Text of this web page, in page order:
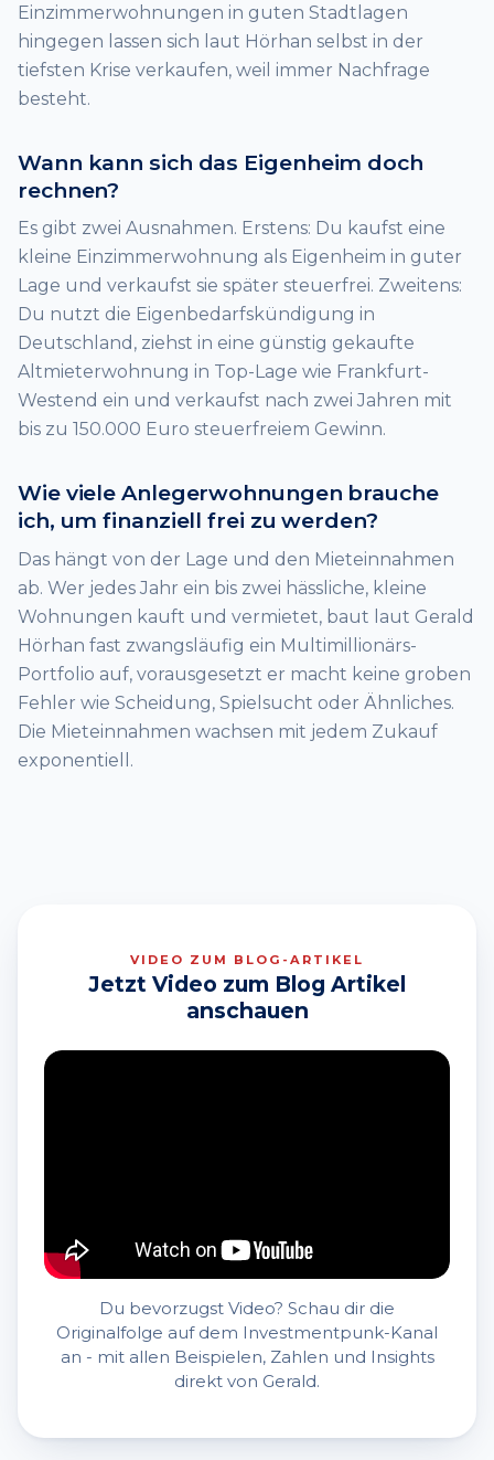
Einzimmerwohnungen in guten Stadtlagen
hingegen lassen sich laut Hörhan selbst in der
tiefsten Krise verkaufen, weil immer Nachfrage
besteht.
Wann kann sich das Eigenheim doch
rechnen?
Es gibt zwei Ausnahmen. Erstens: Du kaufst eine
kleine Einzimmerwohnung als Eigenheim in guter
Lage und verkaufst sie später steuerfrei. Zweitens:
Du nutzt die Eigenbedarfskündigung in
Deutschland, ziehst in eine günstig gekaufte
Altmieterwohnung in Top-Lage wie Frankfurt-
Westend ein und verkaufst nach zwei Jahren mit
bis zu 150.000 Euro steuerfreiem Gewinn.
Wie viele Anlegerwohnungen brauche
ich, um finanziell frei zu werden?
Das hängt von der Lage und den Mieteinnahmen
ab. Wer jedes Jahr ein bis zwei hässliche, kleine
Wohnungen kauft und vermietet, baut laut Gerald
Hörhan fast zwangsläufig ein Multimillionärs-
Portfolio auf, vorausgesetzt er macht keine groben
Fehler wie Scheidung, Spielsucht oder Ähnliches.
Die Mieteinnahmen wachsen mit jedem Zukauf
exponentiell.
VIDEO ZUM BLOG-ARTIKEL
Jetzt Video zum Blog Artikel
anschauen
Du bevorzugst Video? Schau dir die
Originalfolge auf dem Investmentpunk-Kanal
an - mit allen Beispielen, Zahlen und Insights
direkt von Gerald.